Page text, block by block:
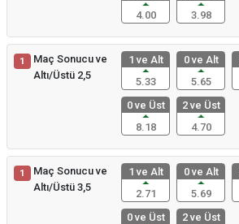
4.00
3.98
1
Maç Sonucu ve
Altı/Üstü 2,5
1 ve Alt
5.33
0 ve Alt
5.65
0 ve Üst
8.18
2 ve Üst
4.70
1
Maç Sonucu ve
Altı/Üstü 3,5
1 ve Alt
2.71
0 ve Alt
5.69
0 ve Üst
2 ve Üst